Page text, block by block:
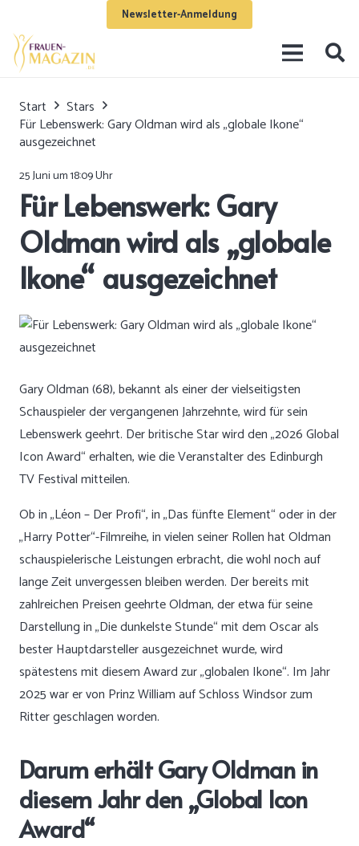
Newsletter-Anmeldung
Start
Stars
Für Lebenswerk: Gary Oldman wird als „globale Ikone“
ausgezeichnet
25 Juni um 18:09 Uhr
Für Lebenswerk: Gary
Oldman wird als „globale
Ikone“ ausgezeichnet
Gary Oldman (68), bekannt als einer der vielseitigsten
Schauspieler der vergangenen Jahrzehnte, wird für sein
Lebenswerk geehrt. Der britische Star wird den „2026 Global
Icon Award“ erhalten, wie die Veranstalter des Edinburgh
TV Festival mitteilen.
Ob in „Léon – Der Profi“, in „Das fünfte Element“ oder in der
„Harry Potter“-Filmreihe, in vielen seiner Rollen hat Oldman
schauspielerische Leistungen erbracht, die wohl noch auf
lange Zeit unvergessen bleiben werden. Der bereits mit
zahlreichen Preisen geehrte Oldman, der etwa für seine
Darstellung in „Die dunkelste Stunde“ mit dem Oscar als
bester Hauptdarsteller ausgezeichnet wurde, wird
spätestens mit diesem Award zur „globalen Ikone“. Im Jahr
2025 war er von Prinz William auf Schloss Windsor zum
Ritter geschlagen worden.
Darum erhält Gary Oldman in
diesem Jahr den „Global Icon
Award“